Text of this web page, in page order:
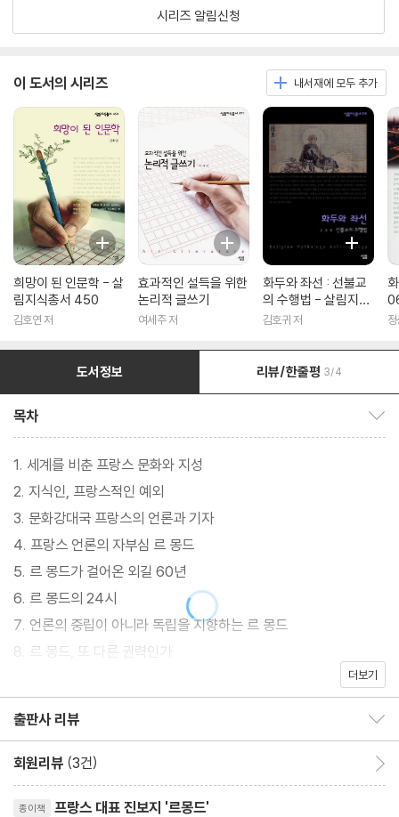
시리즈 알림신청
이 도서의 시리즈 내서재에 모두 추가
희망이 된 인문학 - 살
림지식총서 450
김호연 저
효과적인 설득을 위한
논리적 글쓰기
여세주 저
화두와 좌선 : 선불교
의 수행법 - 살림지식
총서 316
김호귀 저
도서정보 리뷰/한줄평 3/4
목차
1. 세계를 비춘 프랑스 문화와 지성
2. 지식인, 프랑스적인 예외
3. 문화강대국 프랑스의 언론과 기자
4. 프랑스 언론의 자부심 르 몽드
5. 르 몽드가 걸어온 외길 60년
6. 르 몽드의 24시
7. 언론의 중립이 아니라 독립을 지향하는 르 몽드
8. 르 몽드, 또 다른 권력인가
더보기
출판사 리뷰
회원리뷰 (3건)
종이책 프랑스 대표 진보지 '르몽드'